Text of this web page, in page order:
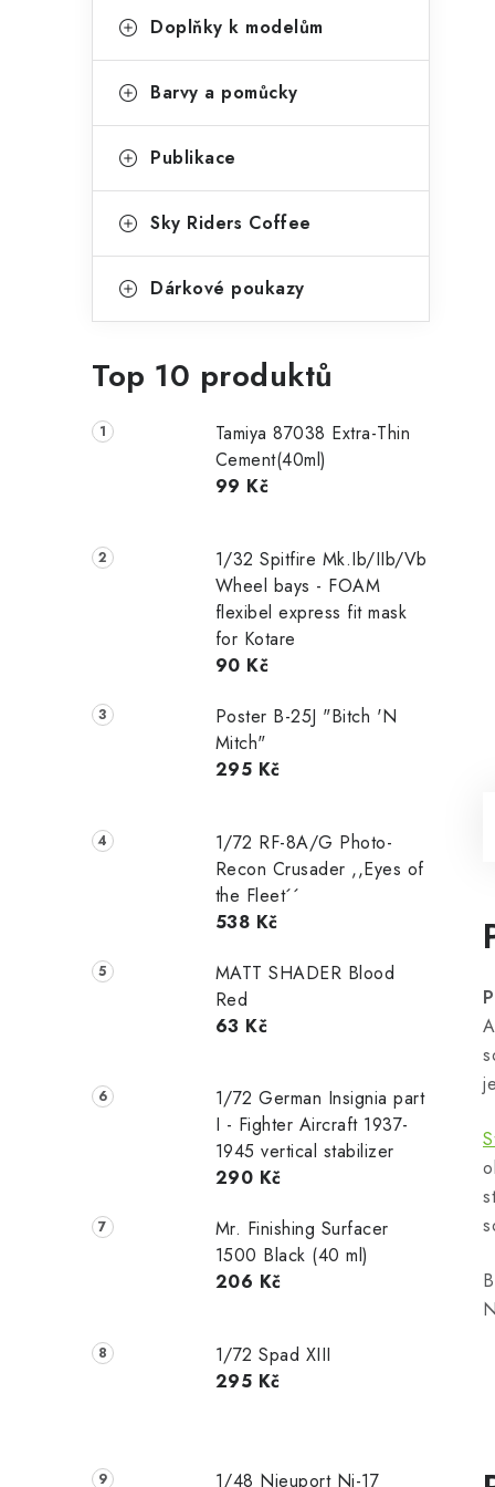
Doplňky k modelům
Barvy a pomůcky
Publikace
Sky Riders Coffee
Dárkové poukazy
Top 10 produktů
Tamiya 87038 Extra-Thin
Cement(40ml)
99 Kč
1/32 Spitfire Mk.Ib/IIb/Vb
Wheel bays - FOAM
flexibel express fit mask
for Kotare
90 Kč
Poster B-25J "Bitch 'N
Mitch"
295 Kč
1/72 RF-8A/G Photo-
Recon Crusader ,,Eyes of
the Fleet´´
538 Kč
MATT SHADER Blood
Red
63 Kč
1/72 German Insignia part
I - Fighter Aircraft 1937-
1945 vertical stabilizer
290 Kč
Mr. Finishing Surfacer
1500 Black (40 ml)
206 Kč
1/72 Spad XIII
295 Kč
1/48 Nieuport Ni-17